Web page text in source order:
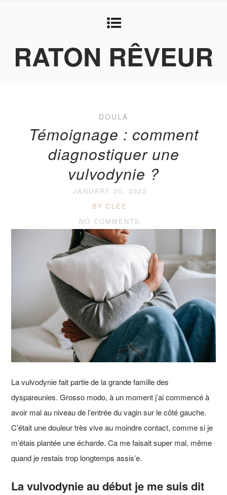
RATON RÊVEUR
DOULA
Témoignage : comment
diagnostiquer une
vulvodynie ?
JANUARY 30, 2023
BY CLÉE
NO COMMENTS
La vulvodynie fait partie de la grande famille des
dyspareunies. Grosso modo, à un moment j’ai commencé à
avoir mal au niveau de l’entrée du vagin sur le côté gauche.
C’était une douleur très vive au moindre contact, comme si je
m’étais plantée une écharde. Ca me faisait super mal, même
quand je restais trop longtemps assis’e.
La vulvodynie au début je me suis dit